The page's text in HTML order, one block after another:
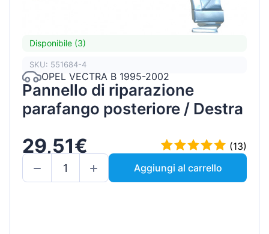
Disponibile (3)
SKU: 551684-4
OPEL VECTRA B 1995-2002
Pannello di riparazione
parafango posteriore / Destra
29,51€
(13)
Aggiungi al carrello